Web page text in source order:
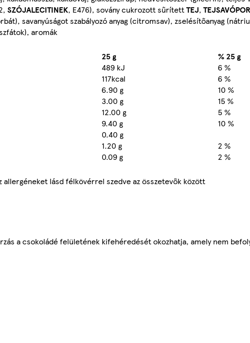
SZÓJALECITINEK, E476), sovány cukrozott sűrítettTEJ, TEJSAVÓPOR
savanyúságot szabályozó anyag (citromsav), zselésítőanyag
aromák
25 g
% 25 g
489 kJ
6 %
117kcal
6 %
6.90 g
10 %
3.00 g
15 %
12.00 g
5 %
9.40 g
10 %
0.40 g
1.20 g
2 %
0.09 g 2 %
allergéneket lásd félkövérrel szedve az összetevők között
a csokoládé felületének kifehéredését okozhatja, amely nem